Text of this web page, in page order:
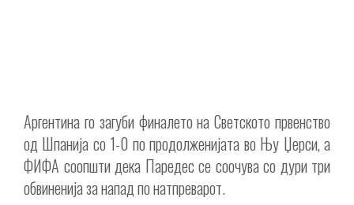
Аргентина го загуби финалето на Светското првенство
од Шпанија со 1-0 по продолженијата во Њу Џерси, а
ФИФА соопшти дека Паредес се соочува со дури три
обвиненија за напад по натпреварот.